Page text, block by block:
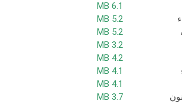
6.1 MB
5.2 MB
5.2 MB
3.2 MB
4.2 MB
4.1 MB
4.1 MB
3.7 MB